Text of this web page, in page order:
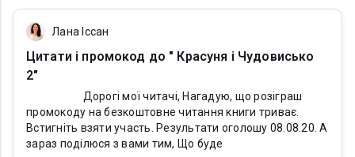
Лана Іссан
Цитати і промокод до " Красуня і Чудовисько
2"
Дорогі мої читачі, Нагадую, що розіграш
промокоду на безкоштовне читання книги триває.
Встигніть взяти участь. Результати оголошу 08.08.20. А
зараз поділюся з вами тим, Що буде